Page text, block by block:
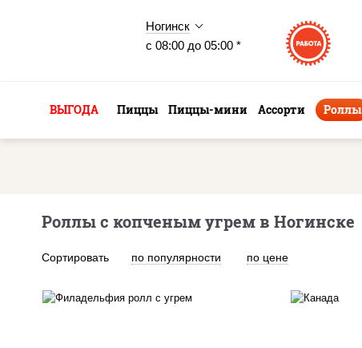
Ногинск
с 08:00 до 05:00 *
ВЫГОДА Пиццы Пиццы-мини Ассорти Роллы
Роллы с копченым угрем в Ногинске
Сортировать по популярности по цене